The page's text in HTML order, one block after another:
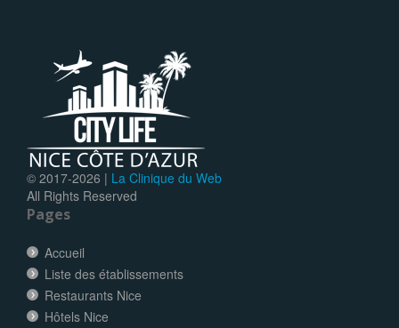
© 2017-2026 | La Clinique du Web
All Rights Reserved
Pages
Accueil
Liste des établissements
Restaurants Nice
Hôtels Nice